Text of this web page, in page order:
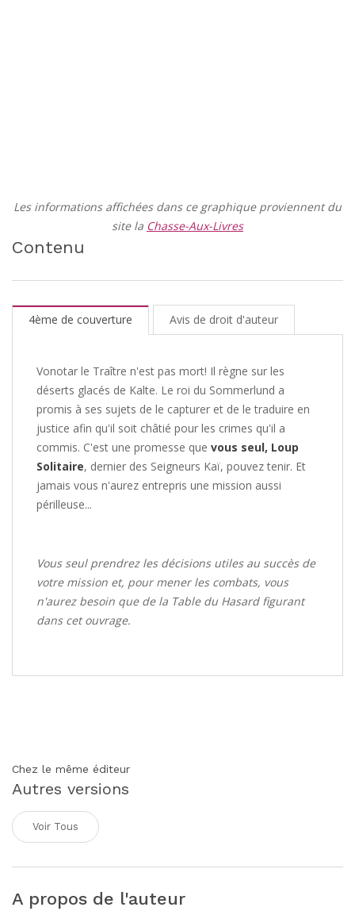
Les informations affichées dans ce graphique proviennent du
site la Chasse-Aux-Livres
Contenu
4ème de couverture Avis de droit d'auteur
Vonotar le Traître n'est pas mort! Il règne sur les
déserts glacés de Kalte. Le roi du Sommerlund a
promis à ses sujets de le capturer et de le traduire en
justice afin qu'il soit châtié pour les crimes qu'il a
commis. C'est une promesse que vous seul, Loup
Solitaire, dernier des Seigneurs Kaï, pouvez tenir. Et
jamais vous n'aurez entrepris une mission aussi
périlleuse...
Vous seul prendrez les décisions utiles au succès de
votre mission et, pour mener les combats, vous
n'aurez besoin que de la Table du Hasard figurant
dans cet ouvrage.
Chez le même éditeur
Autres versions
Voir Tous
A propos de l'auteur